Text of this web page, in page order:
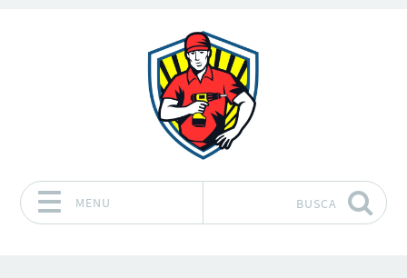
MENU BUSCA